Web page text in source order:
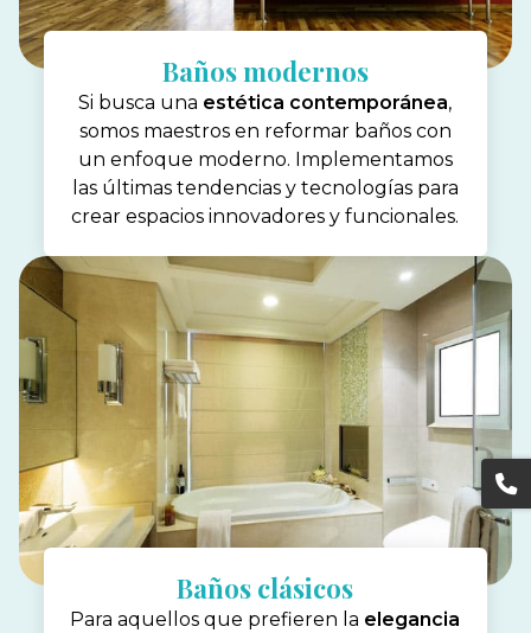
Baños modernos
Si busca una estética contemporánea,
somos maestros en reformar baños con
un enfoque moderno. Implementamos
las últimas tendencias y tecnologías para
crear espacios innovadores y funcionales.
Baños clásicos
Para aquellos que prefieren la elegancia